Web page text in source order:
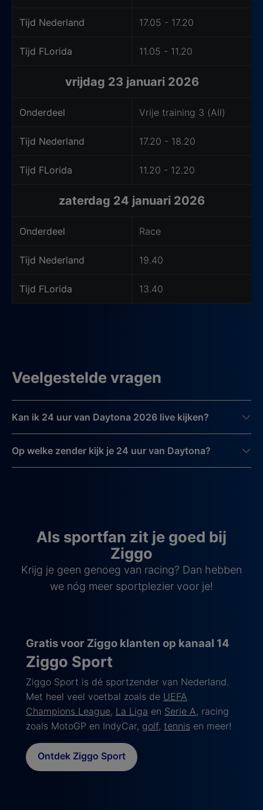
Tijd Nederland 17.05 - 17.20
Tijd FLorida 11.05 - 11.20
vrijdag 23 januari 2026
Onderdeel Vrije training 3 (All)
Tijd Nederland 17.20 - 18.20
Tijd FLorida 11.20 - 12.20
zaterdag 24 januari 2026
Onderdeel Race
Tijd Nederland 19.40
Tijd FLorida 13.40
Veelgestelde vragen
Kan ik 24 uur van Daytona 2026 live kijken?
Op welke zender kijk je 24 uur van Daytona?
Als sportfan zit je goed bij
Ziggo
Krijg je geen genoeg van racing? Dan hebben
we nóg meer sportplezier voor je!
Gratis voor Ziggo klanten op kanaal 14
Ziggo Sport
Ziggo Sport is dé sportzender van Nederland.
Met heel veel voetbal zoals de UEFA
Champions League, La Liga en Serie A, racing
zoals MotoGP en IndyCar, golf, tennis en meer!
Ontdek Ziggo Sport